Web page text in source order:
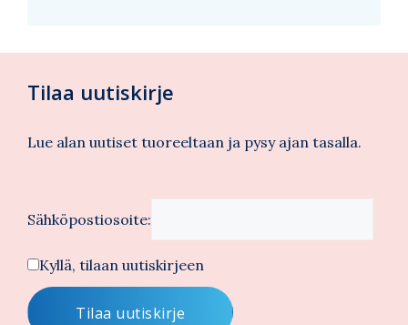
Tilaa uutiskirje
Lue alan uutiset tuoreeltaan ja pysy ajan tasalla.
Sähköpostiosoite:
Kyllä, tilaan uutiskirjeen